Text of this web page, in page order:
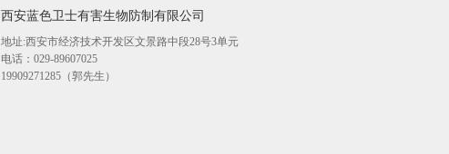
西安蓝色卫士有害生物防制有限公司
地址:西安市经济技术开发区文景路中段28号3单元
电话：029-89607025
19909271285（郭先生）